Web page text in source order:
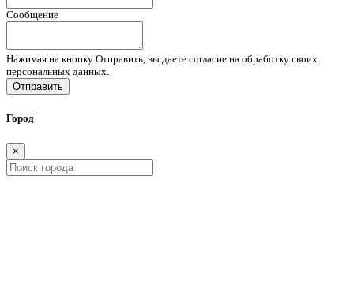
Сообщение
Нажимая на кнопку Отправить, вы даете согласие на обработку своих
персональных данных.
Отправить
Город
×